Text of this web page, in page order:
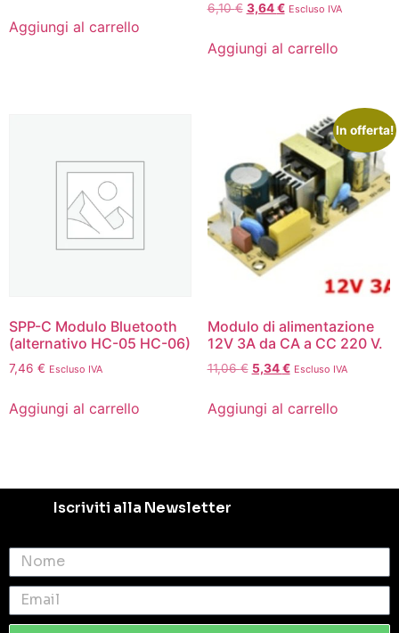
Aggiungi al carrello
6,10€ 3,64€ Escluso IVA
Aggiungi al carrello
SPP-C Modulo Bluetooth
(alternativo HC-05 HC-06)
7,46 € Escluso IVA
Aggiungi al carrello
In offerta!
Modulo di alimentazione
12V 3A da CA a CC 220 V.
11,06€ 5,34€ Escluso IVA
Aggiungi al carrello
Iscriviti alla Newsletter